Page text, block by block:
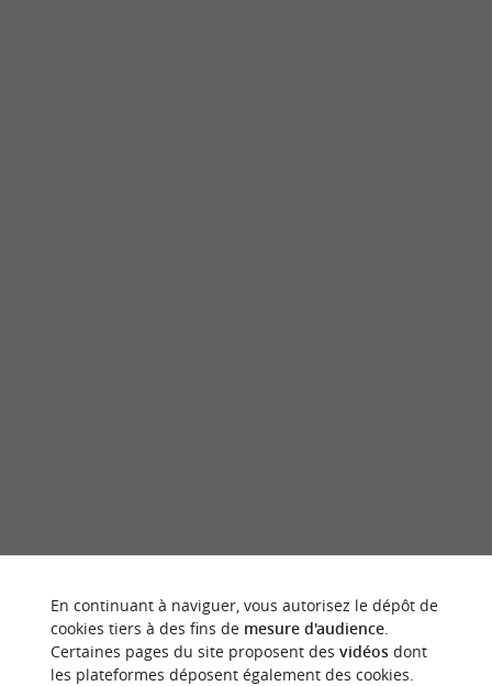
LES FALAISES D’HUÎTRE FOSSILES DE
En continuant à naviguer, vous autorisez le dépôt de
cookies tiers à des fins de mesure d'audience.
Certaines pages du site proposent des vidéosdont
les plateformes déposent également des cookies.